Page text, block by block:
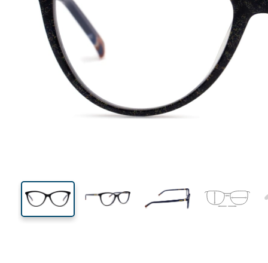
42 mm
Visina leće
53 mm
Širina leće
Širina